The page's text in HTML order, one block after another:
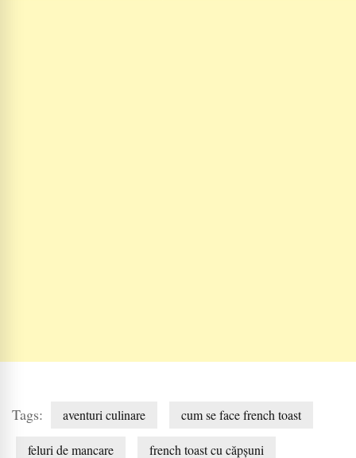
Tags: aventuri culinare cum se face french toast
feluri de mancare french toast cu căpșuni